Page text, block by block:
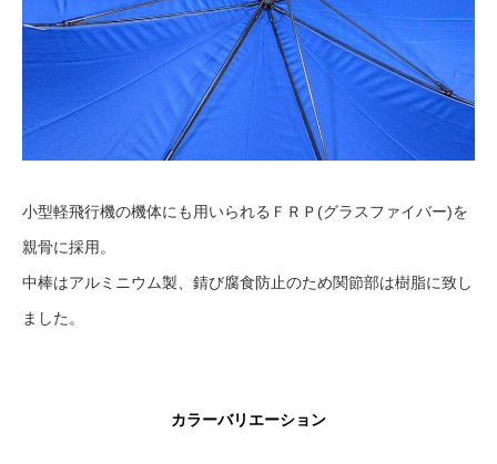
小型軽飛行機の機体にも用いられるＦＲＰ(グラスファイバー)を
親骨に採用。
中棒はアルミニウム製、錆び腐食防止のため関節部は樹脂に致し
ました。
カラーバリエーション